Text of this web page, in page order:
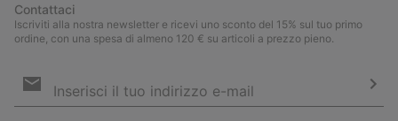
Contattaci
Iscriviti alla nostra newsletter e ricevi uno sconto del 15% sul tuo primo
ordine, con una spesa di almeno 120 € su articoli a prezzo pieno.
e-